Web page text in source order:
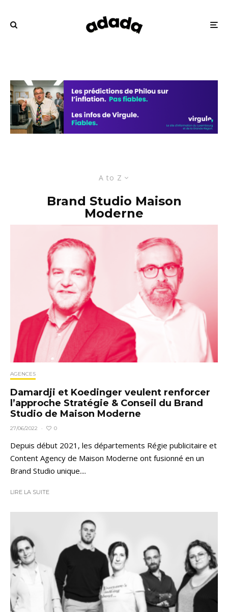
A to Z
Brand Studio Maison
Moderne
AGENCES
Damardji et Koedinger veulent renforcer
l’approche Stratégie & Conseil du Brand
Studio de Maison Moderne
27/06/2022 · 0
Depuis début 2021, les départements Régie publicitaire et
Content Agency de Maison Moderne ont fusionné en un
Brand Studio unique....
LIRE LA SUITE